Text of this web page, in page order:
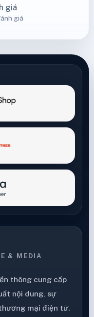
giá
giá
& MEDIA
thông cung cấp
nội dung, sự
mại điện tử.